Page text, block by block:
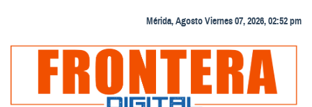
Mérida, Agosto Viernes 07, 2026, 02:52 pm